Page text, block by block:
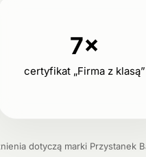
7×
certyfikat „Firma z klasą”
dotyczą marki Przystanek